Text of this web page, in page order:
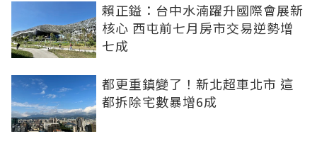
賴正鎰：台中水湳躍升國際會展新
核心 西屯前七月房市交易逆勢增
七成
都更重鎮變了！新北超車北市 這
都拆除宅數暴增6成